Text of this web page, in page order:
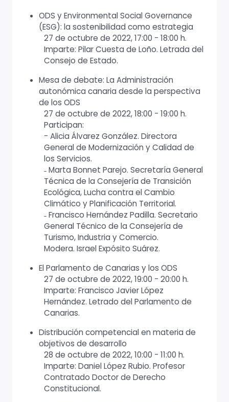
ODS y Environmental Social Governance
(ESG): la sostenibilidad como estrategia
27 de octubre de 2022, 17:00 - 18:00 h.
Imparte: Pilar Cuesta de Loño. Letrada del
Consejo de Estado.
Mesa de debate: La Administración
autonómica canaria desde la perspectiva
de los ODS
27 de octubre de 2022, 18:00 - 19:00 h.
Participan:
- Alicia Álvarez González. Directora
General de Modernización y Calidad de
los Servicios.
˗ Marta Bonnet Parejo. Secretaría General
Técnica de la Consejería de Transición
Ecológica, Lucha contra el Cambio
Climático y Planificación Territorial.
˗ Francisco Hernández Padilla. Secretario
General Técnico de la Consejería de
Turismo, Industria y Comercio.
Modera. Israel Expósito Suárez.
El Parlamento de Canarias y los ODS
27 de octubre de 2022, 19:00 - 20:00 h.
Imparte: Francisco Javier López
Hernández. Letrado del Parlamento de
Canarias.
Distribución competencial en materia de
objetivos de desarrollo
28 de octubre de 2022, 10:00 - 11:00 h.
Imparte: Daniel López Rubio. Profesor
Contratado Doctor de Derecho
Constitucional.